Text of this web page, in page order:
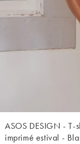
ASOS DESIGN - T-
imprimé estival -